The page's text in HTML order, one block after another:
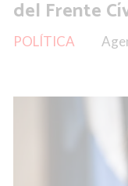
del Frente
POLÍTICA